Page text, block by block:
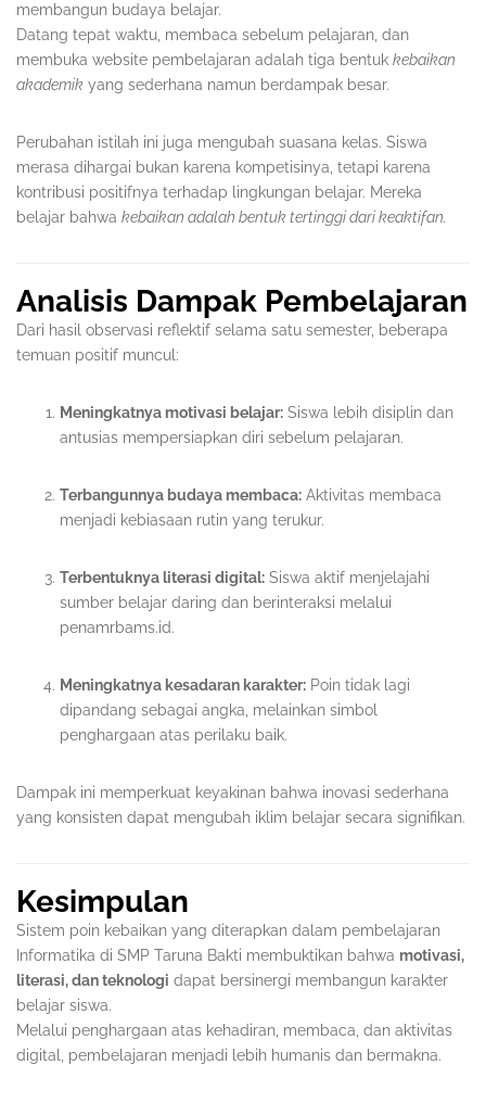
membangun budaya belajar.
Datang tepat waktu, membaca sebelum pelajaran, dan
membuka website pembelajaran adalah tiga bentuk kebaikan
akademik yang sederhana namun berdampak besar.
Perubahan istilah ini juga mengubah suasana kelas. Siswa
merasa dihargai bukan karena kompetisinya, tetapi karena
kontribusi positifnya terhadap lingkungan belajar. Mereka
belajar bahwa kebaikan adalah bentuk tertinggi dari keaktifan.
Analisis Dampak Pembelajaran
Dari hasil observasi reflektif selama satu semester, beberapa
temuan positif muncul:
Meningkatnya motivasi belajar: Siswa lebih disiplin dan
antusias mempersiapkan diri sebelum pelajaran.
Terbangunnya budaya membaca: Aktivitas membaca
menjadi kebiasaan rutin yang terukur.
Terbentuknya literasi digital: Siswa aktif menjelajahi
sumber belajar daring dan berinteraksi melalui
penamrbams.id.
Meningkatnya kesadaran karakter: Poin tidak lagi
dipandang sebagai angka, melainkan simbol
penghargaan atas perilaku baik.
Dampak ini memperkuat keyakinan bahwa inovasi sederhana
yang konsisten dapat mengubah iklim belajar secara signifikan.
Kesimpulan
Sistem poin kebaikan yang diterapkan dalam pembelajaran
Informatika di SMP Taruna Bakti membuktikan bahwa motivasi,
literasi, dan teknologi dapat bersinergi membangun karakter
belajar siswa.
Melalui penghargaan atas kehadiran, membaca, dan aktivitas
digital, pembelajaran menjadi lebih humanis dan bermakna.